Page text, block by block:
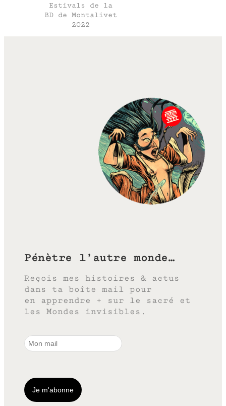
Estivals de la
BD de Montalivet
2022
Pénètre l’autre monde…
Reçois mes histoires & actus
dans ta boîte mail pour
en apprendre + sur le sacré et
les Mondes invisibles.